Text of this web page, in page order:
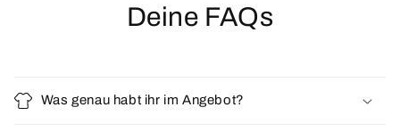
Deine FAQs
Was genau habt ihr im Angebot?